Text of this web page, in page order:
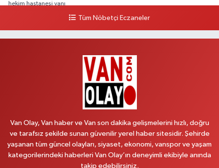
hekim hastanesi yanı
Yol Tarifi Al
Vanyolu Caddesi Yeni Diş Hastanesi Yanı NO:102F
Yol Tarifi Al
CUMHURİYET MAH.KONAK SK.NO:6
0 (530) 442 24 65 Yol Tarifi Al
Yiğit Eczanesi
Tüm Nöbetçi Eczaneler
Van Olay, Van haber ve Van son dakika gelişmelerini hızlı, doğru
ve tarafsız şekilde sunan güvenilir yerel haber sitesidir. Şehirde
yaşanan tüm güncel olayları, siyaset, ekonomi, vanspor ve yaşam
kategorilerindeki haberleri Van Olay’ın deneyimli ekibiyle anında
takip edebilirsiniz.